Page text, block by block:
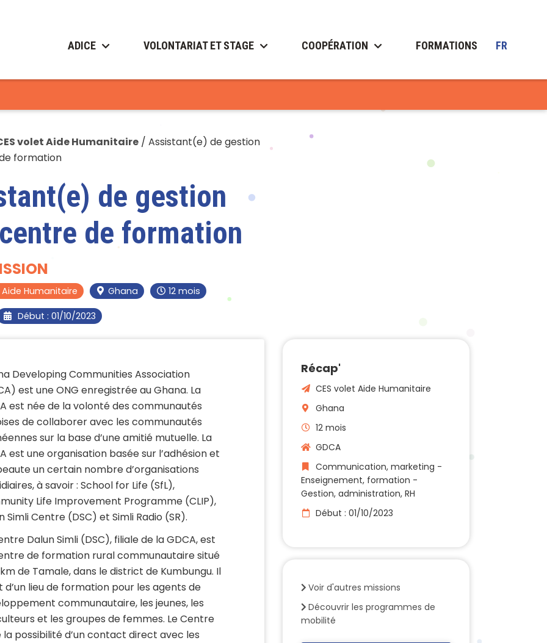
ADICE VOLONTARIAT ET STAGE COOPÉRATION FORMATIONS FR
volet Aide Humanitaire / Assistant(e) de gestion
formation
de gestion
centre de formation
Aide Humanitaire Ghana 12 mois
Début : 01/10/2023
Developing Communities Association
est une ONG enregistrée au Ghana. La
est née de la volonté des communautés
de collaborer avec les communautés
sur la base d’une amitié mutuelle. La
est une organisation basée sur l’adhésion et
un certain nombre d’organisations
à savoir : School for Life (SfL),
Life Improvement Programme (CLIP),
Simli Centre (DSC) et Simli Radio (SR).
Dalun Simli (DSC), filiale de la GDCA, est
de formation rural communautaire situé
de Tamale, dans le district de Kumbungu. Il
d’un lieu de formation pour les agents de
communautaire, les jeunes, les
et les groupes de femmes. Le Centre
possibilité d’un contact direct avec les
Récap'
CES volet Aide Humanitaire
Ghana
12 mois
GDCA
Communication, marketing -
Enseignement, formation -
Gestion, administration, RH
Début : 01/10/2023
Voir d'autres missions
Découvrir les programmes de
mobilité